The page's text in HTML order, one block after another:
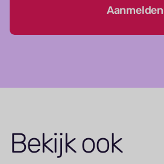
Aanmelden
Bekijk ook